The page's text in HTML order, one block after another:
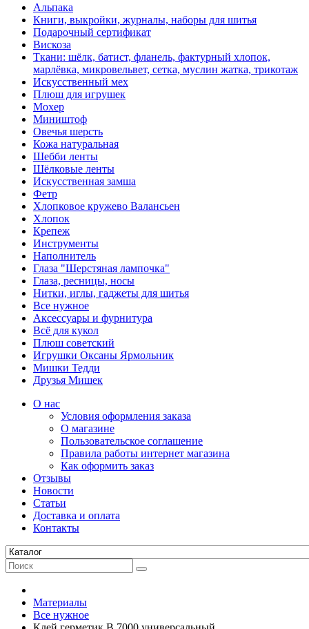
Альпака
Книги, выкройки, журналы, наборы для шитья
Подарочный сертификат
Вискоза
Ткани: шёлк, батист, фланель, фактурный хлопок,
марлёвка, микровельвет, сетка, муслин жатка, трикотаж
Искусственный мех
Плюш для игрушек
Мохер
Миништоф
Овечья шерсть
Кожа натуральная
Шебби ленты
Шёлковые ленты
Искусственная замша
Фетр
Хлопковое кружево Валансьен
Хлопок
Крепеж
Инструменты
Наполнитель
Глаза "Шерстяная лампочка"
Глаза, ресницы, носы
Нитки, иглы, гаджеты для шитья
Все нужное
Аксессуары и фурнитура
Всё для кукол
Плюш советский
Игрушки Оксаны Ярмольник
Мишки Тедди
Друзья Мишек
О нас
Условия оформления заказа
О магазине
Пользовательское соглашение
Правила работы интернет магазина
Как оформить заказ
Отзывы
Новости
Статьи
Доставка и оплата
Контакты
Материалы
Все нужное